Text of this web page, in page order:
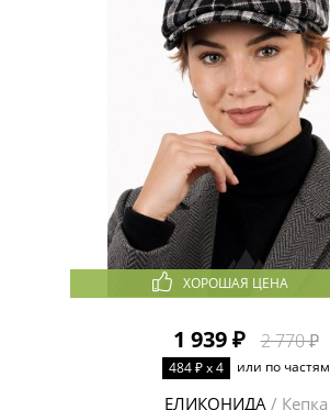
ХОРОШАЯ ЦЕНА
1 939 ₽ 2 770 ₽
484 ₽ x 4 или по частям
ЕЛИКОНИДА / Кепка